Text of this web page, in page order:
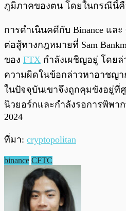
ภูมิภาคของตน โดยในกรณีนี้คื
การดำเนินคดีกับ Binance แล
ต่อสู้ทางกฎหมายที่ Sam
ของ FTX กำลังเผชิญอยู่ โดยล่
ความผิดในข้อกล่าวหาอาชญ
ในปัจจุบันเขาจึงถูกคุมขังอยู่ที่
นิวยอร์กและกำลังรอการพิพา
2024
ที่มา: cryptopolitan
binance CFTC